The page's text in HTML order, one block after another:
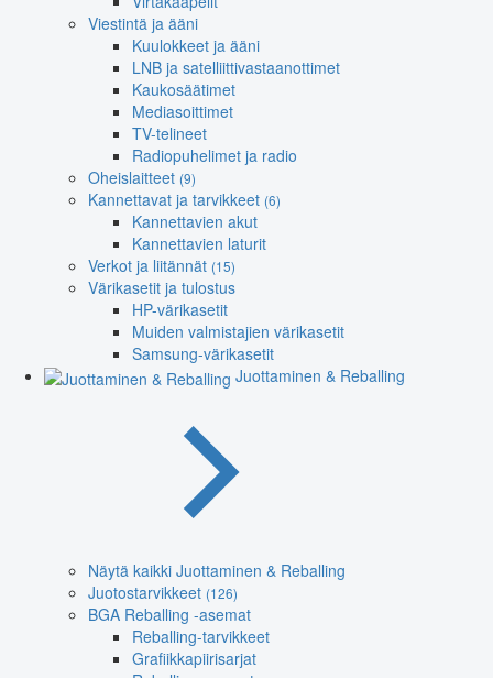
Viestintä ja ääni
Kuulokkeet ja ääni
LNB ja satelliittivastaanottimet
Kaukosäätimet
Mediasoittimet
TV-telineet
Radiopuhelimet ja radio
Oheislaitteet (9)
Kannettavat ja tarvikkeet (6)
Kannettavien akut
Kannettavien laturit
Verkot ja liitännät (15)
Värikasetit ja tulostus
HP-värikasetit
Muiden valmistajien värikasetit
Samsung-värikasetit
Juottaminen & Reballing
Näytä kaikki Juottaminen & Reballing
Juotostarvikkeet (126)
BGA Reballing -asemat
Reballing-tarvikkeet
Grafiikkapiirisarjat